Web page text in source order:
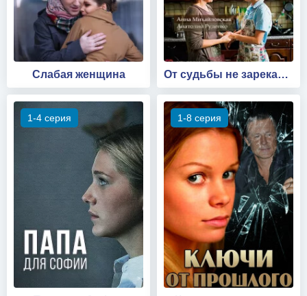
Слабая женщина От судьбы не зарекайся
1-4 серия 1-8 серия